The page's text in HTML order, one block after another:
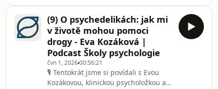
ale také obtíže s regulací emocí,
myšlení a chování. Probrali jsme, jak s
psychoterapeutem a párovým
terapeutem.Mluvili jsme o tom, co je
cílem párové terapie, proč se
nezaměřuje jen na řešení konfliktů
nebo komunikace, ale především na
obnovu vzájemného napojení a
porozumění vlastní vztahovosti.
(9) O psychedelikách: jak mi
v životě mohou pomoci
drogy - Eva Kozáková |
Podcast Školy psychologie
čvn 1, 202600:56:21
🎙️ Tentokrát jsme si povídali s Evou
Kozákovou, klinickou psycholožkou a